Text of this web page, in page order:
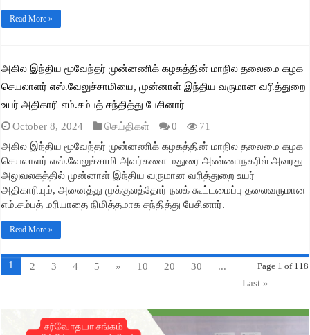
Read More »
அகில இந்திய மூவேந்தர் முன்னணிக் கழகத்தின் மாநில தலைமை கழக
செயலாளர் எஸ்.வேலுச்சாமியை, முன்னாள் இந்திய வருமான வரித்துறை
உயர் அதிகாரி எம்.சம்பத் சந்தித்து பேசினார்
October 8, 2024
செய்திகள் 0
71
அகில இந்திய மூவேந்தர் முன்னணிக் கழகத்தின் மாநில தலைமை கழக
செயலாளர் எஸ்.வேலுச்சாமி அவர்களை மதுரை அண்ணாநகரில் அவரது
அலுவலகத்தில் முன்னாள் இந்திய வருமான வரித்துறை உயர்
அதிகாரியும், அனைத்து முக்குலத்தோர் நலக் கூட்டமைப்பு தலைவருமான
எம்.சம்பத் மரியாதை நிமித்தமாக சந்தித்து பேசினார்.
Read More »
Page 1 of 118
1 2 3 4 5 » 10 20 30
...
Last »